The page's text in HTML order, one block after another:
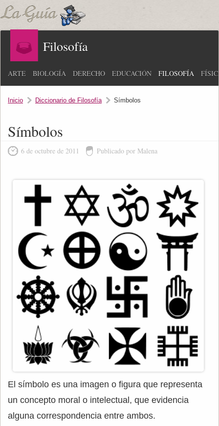
Filosofía
ARTE BIOLOGÍA DERECHO EDUCACIÓN FILOSOFÍA
Inicio Diccionario de Filosofía Símbolos
Símbolos
6 de octubre de 2011 Publicado por Malena
El símbolo es una imagen o figura que representa
un concepto moral o intelectual, que evidencia
alguna correspondencia entre ambos.